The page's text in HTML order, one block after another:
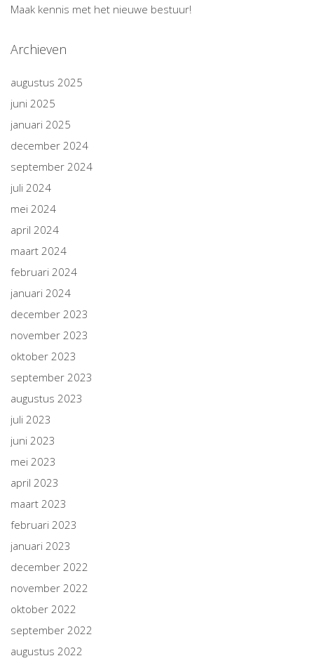
Maak kennis met het nieuwe bestuur!
Archieven
augustus 2025
juni 2025
januari 2025
december 2024
september 2024
juli 2024
mei 2024
april 2024
maart 2024
februari 2024
januari 2024
december 2023
november 2023
oktober 2023
september 2023
augustus 2023
juli 2023
juni 2023
mei 2023
april 2023
maart 2023
februari 2023
januari 2023
december 2022
november 2022
oktober 2022
september 2022
augustus 2022